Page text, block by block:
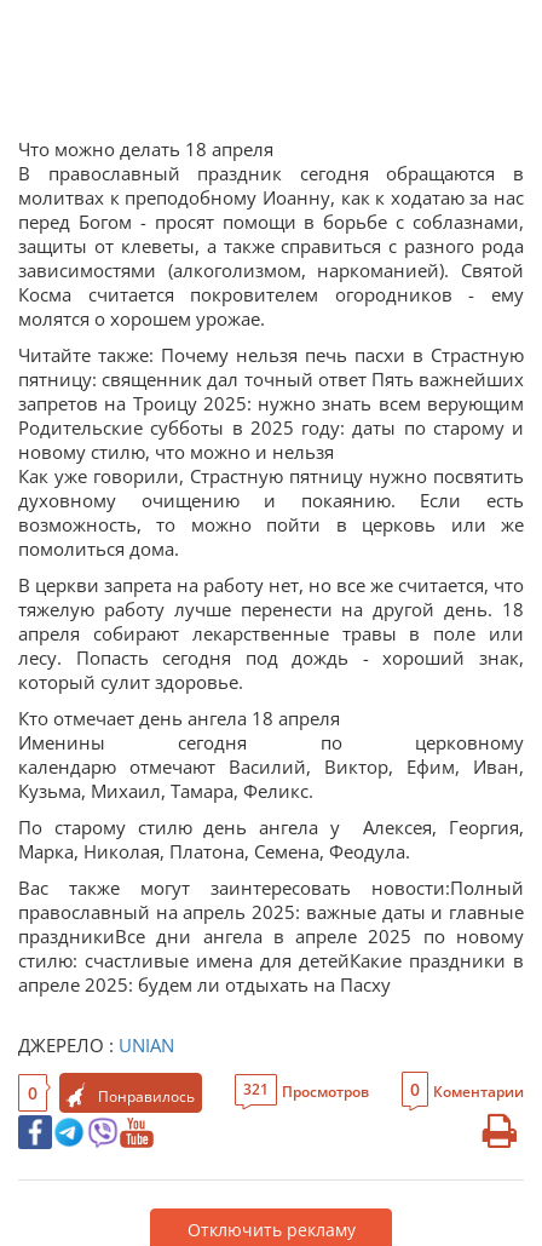
Что можно делать 18 апреля
В православный праздник сегодня обращаются в
молитвах к преподобному Иоанну, как к ходатаю за нас
перед Богом - просят помощи в борьбе с соблазнами,
защиты от клеветы, а также справиться с разного рода
зависимостями (алкоголизмом, наркоманией). Святой
Косма считается покровителем огородников - ему
молятся о хорошем урожае.
Читайте также: Почему нельзя печь пасхи в Страстную
пятницу: священник дал точный ответ Пять важнейших
запретов на Троицу 2025: нужно знать всем верующим
Родительские субботы в 2025 году: даты по старому и
новому стилю, что можно и нельзя
Как уже говорили, Страстную пятницу нужно посвятить
духовному очищению и покаянию. Если есть
возможность, то можно пойти в церковь или же
помолиться дома.
В церкви запрета на работу нет, но все же считается, что
тяжелую работу лучше перенести на другой день. 18
апреля собирают лекарственные травы в поле или
лесу. Попасть сегодня под дождь - хороший знак,
который сулит здоровье.
Кто отмечает день ангела 18 апреля
Именины сегодня по церковному
календарю отмечают Василий, Виктор, Ефим, Иван,
Кузьма, Михаил, Тамара, Феликс.
По старому стилю день ангела у Алексея, Георгия,
Марка, Николая, Платона, Семена, Феодула.
Вас также могут заинтересовать новости:Полный
православный на апрель 2025: важные даты и главные
праздникиВсе дни ангела в апреле 2025 по новому
стилю: счастливые имена для детейКакие праздники в
апреле 2025: будем ли отдыхать на Пасху
ДЖЕРЕЛО : UNIAN
0 Понравилось 321 Просмотров 0 Коментарии
Отключить рекламу